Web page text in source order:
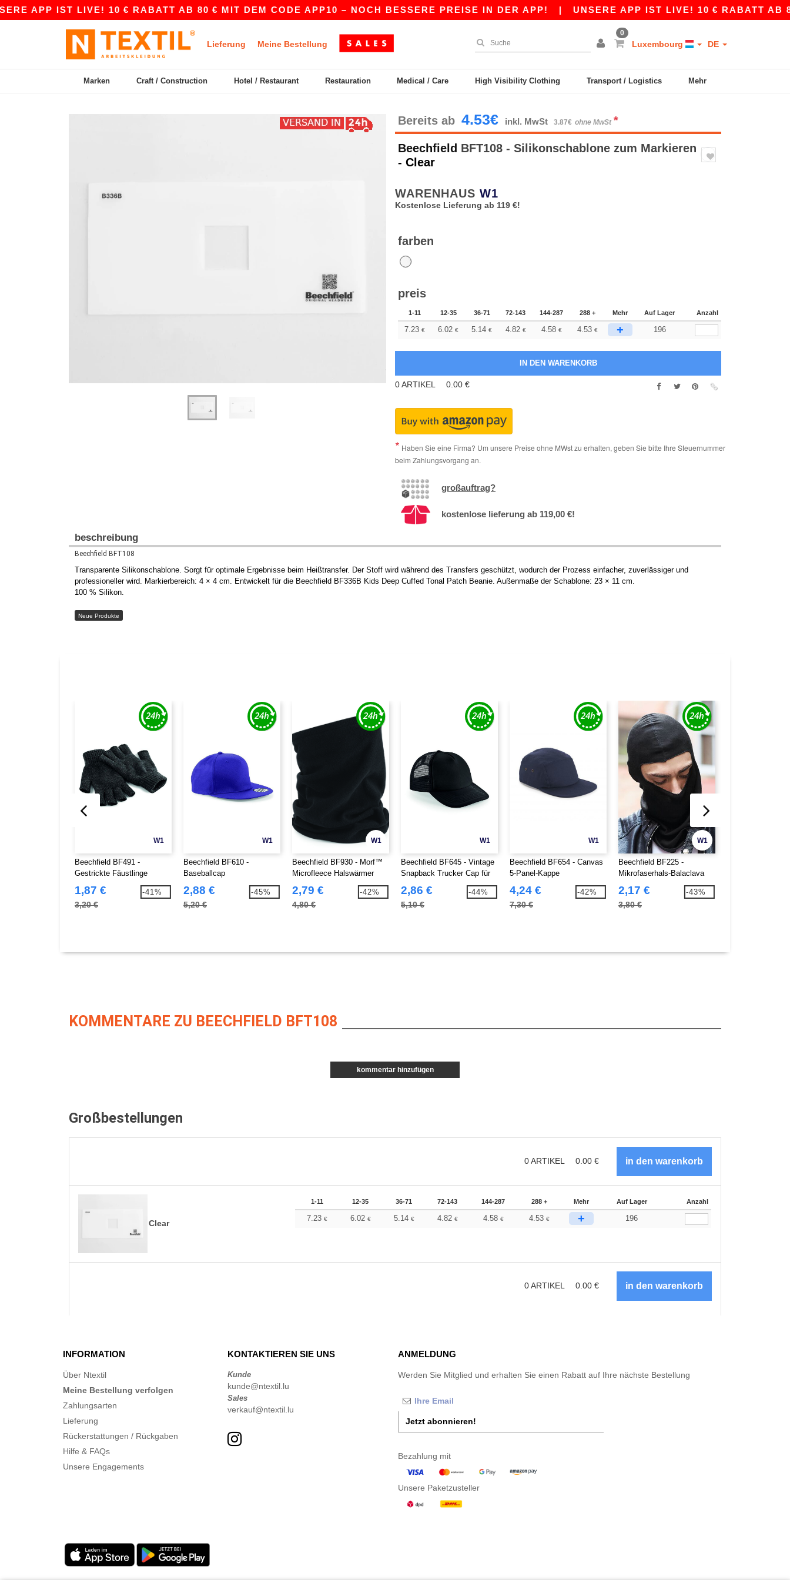
APP IST LIVE! 10 € RABATT AB 80 € MIT DEM CODE APP10 – NOCH BESSERE PREISE IN DER APP!| UNSERE APP IST LIVE! 10 € RABATT AB 80
Lieferung Meine Bestellung
0
Luxembourg DE
Marken Craft / Construction Hotel / Restaurant Restauration Medical / Care High Visibility Clothing Transport / Logistics Mehr
Bereits ab 4.53€ inkl. MwSt 3.87€ ohne MwSt *
Beechfield BFT108 - Silikonschablone zum Markieren
- Clear
WARENHAUS W1
Kostenlose Lieferung ab 119 €!
farben
preis
1-11 12-35 36-71 72-143 144-287 288 + Mehr Auf Lager Anzahl
7.23 € 6.02 € 5.14 € 4.82 € 4.58 € 4.53 € + 196
0ARTIKEL 0.00 €
Haben Sie eine Firma? Um unsere Preise ohne MWst zu erhalten, geben Sie bitte Ihre Steuernummer
beim Zahlungsvorgang an.
großauftrag?
kostenlose lieferung ab 119,00 €!
beschreibung
Beechfield BFT108
Transparente Silikonschablone. Sorgt für optimale Ergebnisse beim Heißtransfer. Der Stoff wird während des Transfers geschützt, wodurch der Prozess einfacher, zuverlässiger und
professioneller wird. Markierbereich: 4 × 4 cm. Entwickelt für die Beechfield BF336B Kids Deep Cuffed Tonal Patch Beanie. Außenmaße der Schablone: 23 × 11 cm.
100 % Silikon.
Neue Produkte
W1
Beechfield BF491 -
Gestrickte Fäustlinge
1,87 €
3,20 €
-41%
W1
Beechfield BF610 -
Baseballcap
2,88 €
5,20 €
-45%
W1
Beechfield BF930 - Morf™
Microfleece Halswärmer
2,79 €
4,80 €
-42%
W1
Beechfield BF645 - Vintage
Snapback Trucker Cap für
2,86 €
5,10 €
-44%
W1
Beechfield BF654 - Canvas
5-Panel-Kappe
4,24 €
7,30 €
-42%
W1
Beechfield BF225 -
Mikrofaserhals-Balaclava
2,17 €
3,80 €
-43%
KOMMENTARE ZU BEECHFIELD BFT108
kommentar hinzufügen
Großbestellungen
0ARTIKEL 0.00 €
Clear
1-11 12-35 36-71 72-143 144-287 288 + Mehr Auf Lager Anzahl
7.23 € 6.02 € 5.14 € 4.82 € 4.58 € 4.53 € + 196
0ARTIKEL 0.00 €
INFORMATION
Über Ntextil
Meine Bestellung verfolgen
Zahlungsarten
Lieferung
Rückerstattungen / Rückgaben
Hilfe & FAQs
Unsere Engagements
KONTAKTIEREN SIE UNS
Kunde
kunde@ntextil.lu
Sales
verkauf@ntextil.lu
ANMELDUNG
Werden Sie Mitglied und erhalten Sie einen Rabatt auf Ihre nächste Bestellung
Jetzt abonnieren!
Bezahlung mit
Unsere Paketzusteller